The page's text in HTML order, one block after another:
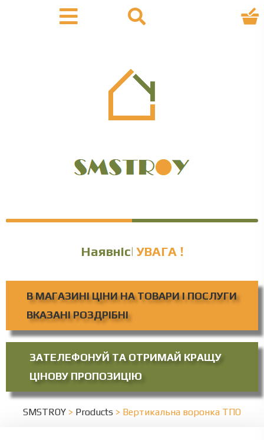
Наявність УВАГА !
В МАГАЗИНІ ЦІНИ НА ТОВАРИ І ПОСЛУГИ
ВКАЗАНІ РОЗДРІБНІ
ЗАТЕЛЕФОНУЙ ТА ОТРИМАЙ КРАЩУ
ЦІНОВУ ПРОПОЗИЦІЮ
SMSTROY > Products > Вертикальна воронка ТПО